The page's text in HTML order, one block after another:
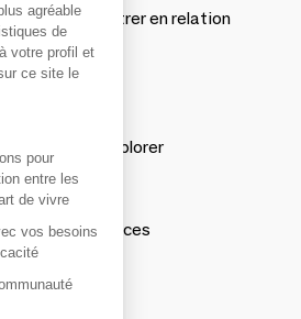
et de rentrer en relation
un compte.
à explorer
tendances
agréable
de
votre profil et
ce site le
pour
entre les
de vivre
vos besoins